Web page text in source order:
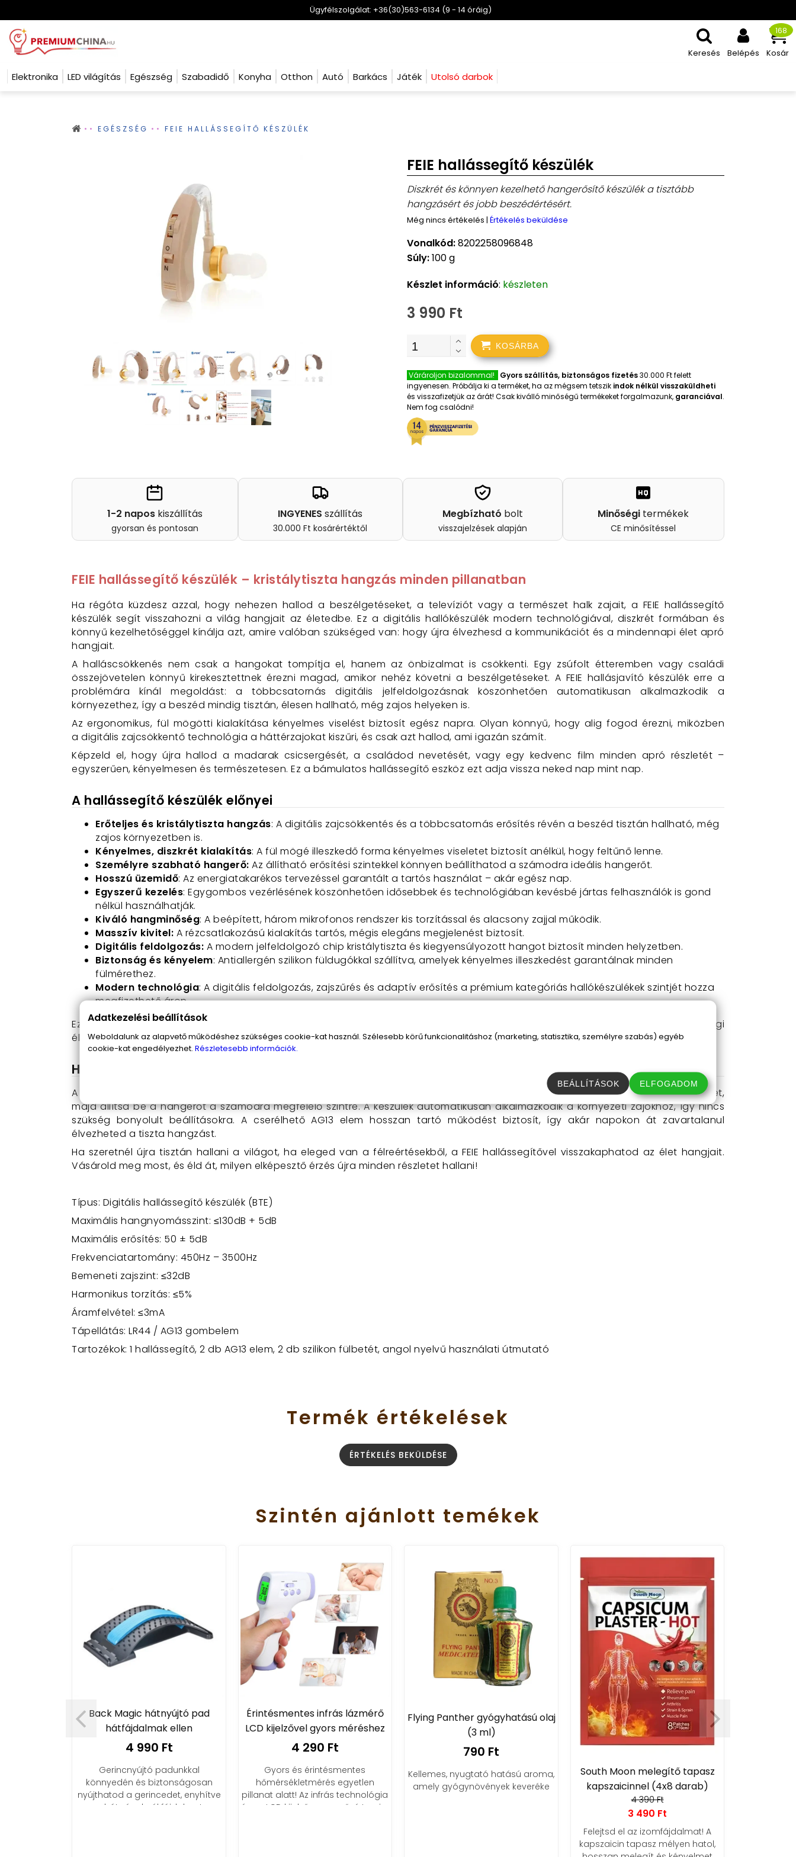
Ügyfélszolgálat: +36(30)563-6134 (9 - 14 óráig)
Keresés Belépés Kosár
168
Elektronika LED világítás Egészség Szabadidő Konyha Otthon Autó Barkács Játék Utolsó darbok
EGÉSZSÉG FEIE HALLÁSSEGÍTŐ KÉSZÜLÉK
FEIE hallássegítő készülék
Diszkrét és könnyen kezelhető hangerősítő készülék a tisztább
hangzásért és jobb beszédértésért.
Még nincs értékelés | Értékelés beküldése
Vonalkód:8202258096848
Súly:100 g
Készlet információ: készleten
3 990 Ft
KOSÁRBA
Várároljon bizalommal! Gyors szállítás, biztonságos fizetés30.000 Ft felett
ingyenesen. Próbálja ki a terméket, ha az mégsem tetszik indok nélkül visszaküldheti
és visszafizetjük az árát! Csak kiválló minőségű termékeket forgalmazunk, garanciával.
Nem fog csalódni!
1-2 naposkiszállítás
gyorsan és pontosan
INGYENES szállítás
30.000 Ft kosárértéktől
Megbízható bolt
visszajelzések alapján
Minőségi termékek
CE minősítéssel
FEIE hallássegítő készülék – kristálytiszta hangzás minden pillanatban
Ha régóta küzdesz azzal, hogy nehezen hallod a beszélgetéseket, a televíziót vagy a természet halk zajait, a FEIE hallássegítő
készülék segít visszahozni a világ hangjait az életedbe. Ez a digitális hallókészülék modern technológiával, diszkrét formában és
könnyű kezelhetőséggel kínálja azt, amire valóban szükséged van: hogy újra élvezhesd a kommunikációt és a mindennapi élet apró
hangjait.
A halláscsökkenés nem csak a hangokat tompítja el, hanem az önbizalmat is csökkenti. Egy zsúfolt étteremben vagy családi
összejövetelen könnyű kirekesztettnek érezni magad, amikor nehéz követni a beszélgetéseket. A FEIE hallásjavító készülék erre a
problémára kínál megoldást: a többcsatornás digitális jelfeldolgozásnak köszönhetően automatikusan alkalmazkodik a
környezethez, így a beszéd mindig tisztán, élesen hallható, még zajos helyeken is.
Az ergonomikus, fül mögötti kialakítása kényelmes viselést biztosít egész napra. Olyan könnyű, hogy alig fogod érezni, miközben
a digitális zajcsökkentő technológia a háttérzajokat kiszűri, és csak azt hallod, ami igazán számít.
Képzeld el, hogy újra hallod a madarak csicsergését, a családod nevetését, vagy egy kedvenc film minden apró részletét –
egyszerűen, kényelmesen és természetesen. Ez a bámulatos hallássegítő eszköz ezt adja vissza neked nap mint nap.
A hallássegítő készülék előnyei
Erőteljes és kristálytiszta hangzás: A digitális zajcsökkentés és a többcsatornás erősítés révén a beszéd tisztán hallható, még
zajos környezetben is.
Kényelmes, diszkrét kialakítás: A fül mögé illeszkedő forma kényelmes viseletet biztosít anélkül, hogy feltűnő lenne.
Személyre szabható hangerő: Az állítható erősítési szintekkel könnyen beállíthatod a számodra ideális hangerőt.
Hosszú üzemidő: Az energiatakarékos tervezéssel garantált a tartós használat – akár egész nap.
Egyszerű kezelés: Egygombos vezérlésének köszönhetően idősebbek és technológiában kevésbé jártas felhasználók is gond
nélkül használhatják.
Kiváló hangminőség: A beépített, három mikrofonos rendszer kis torzítással és alacsony zajjal működik.
Masszív kivitel: A rézcsatlakozású kialakítás tartós, mégis elegáns megjelenést biztosít.
Digitális feldolgozás: A modern jelfeldolgozó chip kristálytiszta és kiegyensúlyozott hangot biztosít minden helyzetben.
Biztonság és kényelem: Antiallergén szilikon füldugókkal szállítva, amelyek kényelmes illeszkedést garantálnak minden
fülmérethez.
Modern technológia: A digitális feldolgozás, zajszűrés és adaptív erősítés a prémium kategóriás hallókészülékek szintjét hozza
megfizethető áron.
Ez a zseniális készülék nem csak hallásjavító eszköz, hanem igazi életminőség-javító társ. Visszaadja az önbizalmadat, a társasági
élményeidet, és segít abban, hogy újra közvetlen kapcsolatban legyél a környezeteddel.
Használat
A FEIE hallássegítő készülék használata rendkívül egyszerű. Csupán helyezd fel a fül mögé, illeszd be a kényelmes szilikon fülbetétet,
majd állítsd be a hangerőt a számodra megfelelő szintre. A készülék automatikusan alkalmazkodik a környezeti zajokhoz, így nincs
szükség bonyolult beállításokra. A cserélhető AG13 elem hosszan tartó működést biztosít, így akár napokon át zavartalanul
élvezheted a tiszta hangzást.
Ha szeretnél újra tisztán hallani a világot, ha eleged van a félreértésekből, a FEIE hallássegítővel visszakaphatod az élet hangjait.
Vásárold meg most, és éld át, milyen elképesztő érzés újra minden részletet hallani!
Típus: Digitális hallássegítő készülék (BTE)
Maximális hangnyomásszint: ≤130dB + 5dB
Maximális erősítés: 50 ± 5dB
Frekvenciatartomány: 450Hz – 3500Hz
Bemeneti zajszint: ≤32dB
Harmonikus torzítás: ≤5%
Áramfelvétel: ≤3mA
Tápellátás: LR44 / AG13 gombelem
Tartozékok: 1 hallássegítő, 2 db AG13 elem, 2 db szilikon fülbetét, angol nyelvű használati útmutató
Termék értékelések
ÉRTÉKELÉS BEKÜLDÉSE
Szintén ajánlott temékek
Back Magic hátnyújtó pad
hátfájdalmak ellen
4 990 Ft
Gerincnyújtó padunkkal
könnyedén és biztonságosan
nyújthatod a gerincedet, enyhítve
a hát- és derékfájdalmat
Érintésmentes infrás lázmérő
LCD kijelzővel gyors méréshez
4 290 Ft
Gyors és érintésmentes
hőmérsékletmérés egyetlen
pillanat alatt! Az infrás technológia
és az LCD kijelző egyszerűvé teszi a
Flying Panther gyógyhatású olaj
(3 ml)
790 Ft
Kellemes, nyugtató hatású aroma,
amely gyógynövények keveréke
South Moon melegítő tapasz
kapszaicinnel (4x8 darab)
4 390 Ft
3 490 Ft
Felejtsd el az izomfájdalmat! A
kapszaicin tapasz mélyen hatol,
Adatkezelési beállítások
Weboldalunk az alapvető működéshez szükséges cookie-kat használ. Szélesebb körű funkcionalitáshoz (marketing, statisztika, személyre szabás) egyéb
cookie-kat engedélyezhet. Részletesebb információk.
BEÁLLÍTÁSOK ELFOGADOM